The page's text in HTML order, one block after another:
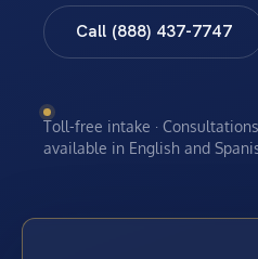
Call (888) 437-7747
Toll-free intake ·
available in English and